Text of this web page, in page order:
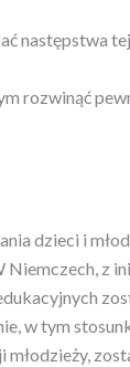
następstwa
rozwinąć
dzieci i
Niemczech, z
w tym
młodzieży,